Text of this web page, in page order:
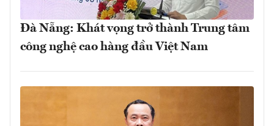
Đà Nẵng: Khát vọng trở thành Trung tâm
công nghệ cao hàng đầu Việt Nam